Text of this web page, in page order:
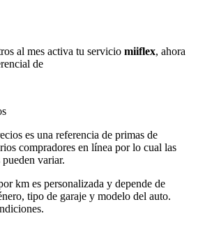
al mes activa tu servicio miiflex, ahora
de
es una referencia de primas de
compradores en línea por lo cual las
variar.
km es personalizada y depende de
tipo de garaje y modelo del auto.